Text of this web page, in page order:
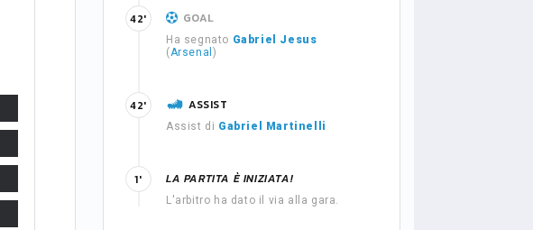
GOAL
Ha segnato Gabriel Jesus
(Arsenal )
42'
ASSIST
Assist di Gabriel Martinelli
42'
LA PARTITA È INIZIATA!
L'arbitro ha dato il via alla gara.
1'